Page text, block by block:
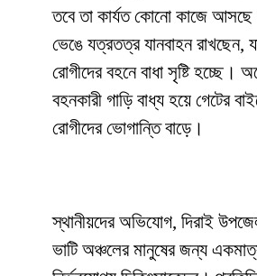
তবে তা কার্যত কোনো কাজে আসছে
ভেঙে যত্রতত্র যানবাহন রাখছেন,
রোগীদের বহনে বাধা সৃষ্টি হচ্ছে।
বহনকারী গাড়ি বাধ্য হয়ে গেটের
রোগীদের ভোগান্তি বাড়ে।
স্থানীয়দের অভিযোগ, দিরাই
ভাটি অঞ্চলের মানুষের জন্য